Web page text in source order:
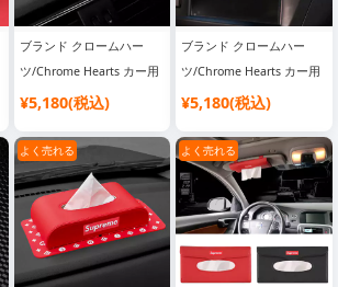
ブランド クロームハー
ツ/Chrome Hearts カー用
品
¥5,180(税込)
ブランド クロームハー
ツ/Chrome Hearts カー用
品
¥5,180(税込)
よく売れる よく売れる